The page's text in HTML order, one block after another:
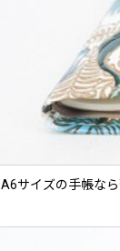
A6サイズの手帳な